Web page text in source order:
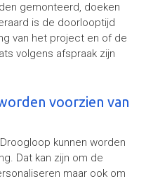
gemonteerd, doeken
is de doorlooptijd
van het project en of de
volgens afspraak zijn
voorzien van
kunnen worden
Dat kan zijn om de
maar ook om